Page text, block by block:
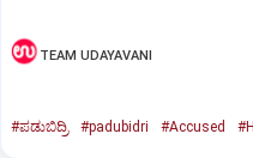
TEAM UDAYAVANI
#ಪಡುಬಿದ್ರಿ #padubidri #Accused